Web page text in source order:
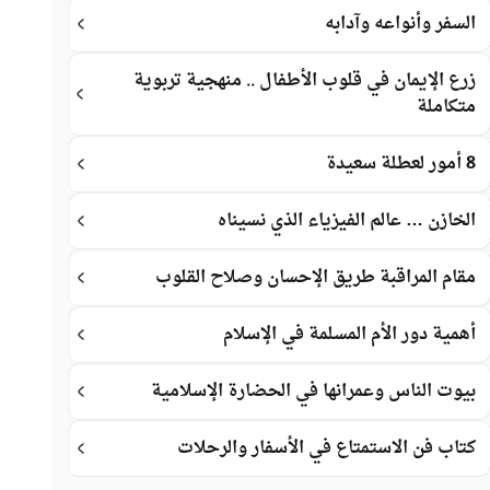
السفر وأنواعه وآدابه
زرع الإيمان في قلوب الأطفال .. منهجية تربوية
متكاملة
8 أمور لعطلة سعيدة
الخازن … عالم الفيزياء الذي نسيناه
مقام المراقبة طريق الإحسان وصلاح القلوب
أهمية دور الأم المسلمة في الإسلام
بيوت الناس وعمرانها في الحضارة الإسلامية
كتاب فن الاستمتاع في الأسفار والرحلات